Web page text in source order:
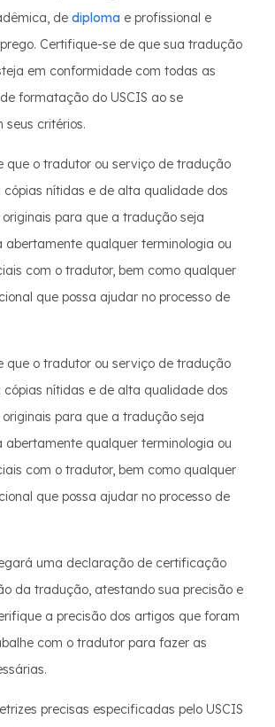
de diploma e profissional e
Certifique-se de que sua tradução
em conformidade com todas as
formatação do USCIS ao se
critérios.
que o tradutor ou serviço de tradução
cópias nítidas e de alta qualidade dos
para que a tradução seja
abertamente qualquer terminologia ou
com o tradutor, bem como qualquer
que possa ajudar no processo de
que o tradutor ou serviço de tradução
cópias nítidas e de alta qualidade dos
para que a tradução seja
abertamente qualquer terminologia ou
com o tradutor, bem como qualquer
que possa ajudar no processo de
uma declaração de certificação
da tradução, atestando sua precisão e
a precisão dos artigos que foram
com o tradutor para fazer as
precisas especificadas pelo USCIS